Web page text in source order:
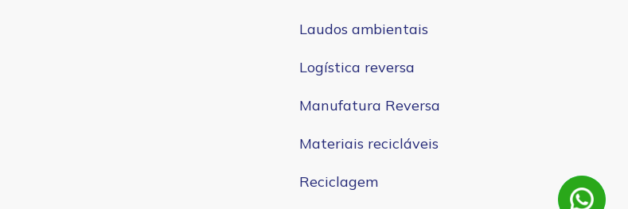
Laudos ambientais
Logística reversa
Manufatura Reversa
Materiais recicláveis
Reciclagem